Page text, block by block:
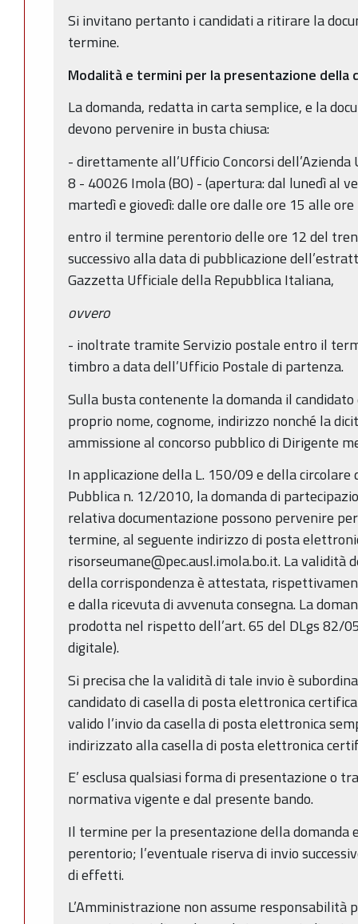
Si invitano pertanto i candidati a ritirare la
termine.
Modalità e termini per la presentazione della
La domanda, redatta in carta semplice, e la
devono pervenire in busta chiusa:
- direttamente all’Ufficio Concorsi dell’Azienda
8 - 40026 Imola (BO) - (apertura: dal lunedì al
martedì e giovedì: dalle ore dalle ore 15 alle ore
entro il termine perentorio delle ore 12 del
successivo alla data di pubblicazione
Gazzetta Ufficiale della Repubblica Italiana,
ovvero
- inoltrate tramite Servizio postale entro il
timbro a data dell’Ufficio Postale di partenza.
Sulla busta contenente la domanda il
proprio nome, cognome, indirizzo nonché la
ammissione al concorso pubblico di Dirigente
In applicazione della L. 150/09 e della
Pubblica n. 12/2010, la domanda di
relativa documentazione possono pervenire
termine, al seguente indirizzo di posta
risorseumane@pec.ausl.imola.bo.it. La validità
della corrispondenza è attestata,
e dalla ricevuta di avvenuta consegna. La
prodotta nel rispetto dell’art. 65 del DLgs 82/
digitale).
Si precisa che la validità di tale invio è
candidato di casella di posta elettronica
valido l’invio da casella di posta elettronica
indirizzato alla casella di posta elettronica
E’ esclusa qualsiasi forma di presentazione o
normativa vigente e dal presente bando.
Il termine per la presentazione della domanda
perentorio; l’eventuale riserva di invio
di effetti.
L’Amministrazione non assume responsabilità